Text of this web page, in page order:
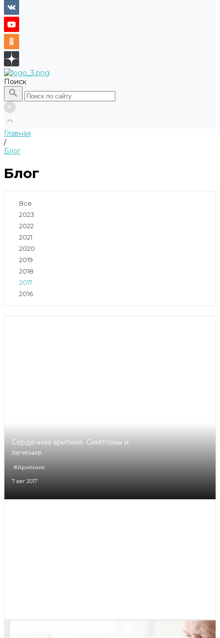
Поиск
Главная
/
Блог
Блог
Все
2023
2022
2021
2020
2019
2018
2017
2016
Сердечная аритмия. Симптомы и
лечение.
#Аритмия
7 авг 2017